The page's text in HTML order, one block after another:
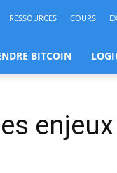
RESSOURCES COURS
BITCOIN